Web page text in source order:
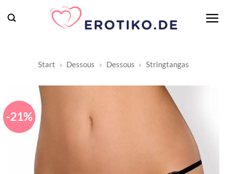
Inhalt
Start » Dessous » Dessous » Stringtangas
-21%